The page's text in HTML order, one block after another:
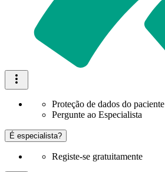
Proteção de dados do paciente
Pergunte ao Especialista
É especialista?
Registe-se gratuitamente